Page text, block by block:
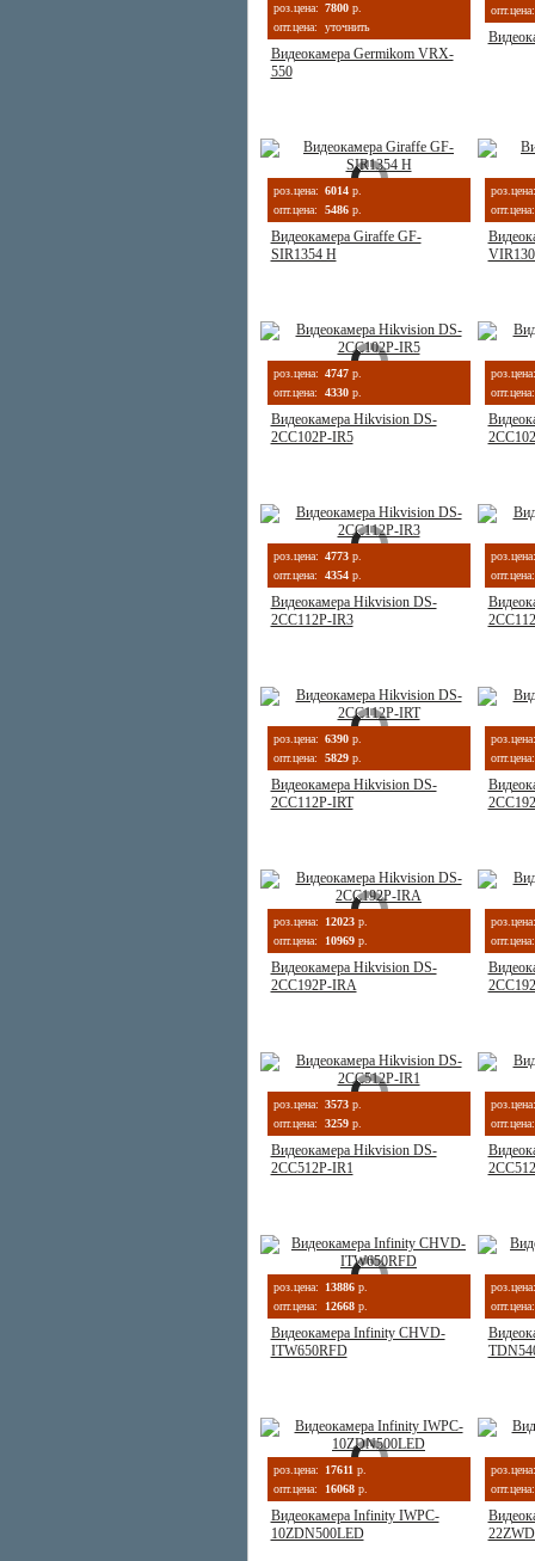
роз.цена: 7800 р.
опт.цена:
уточнить
Видеокамера Germikom VRX-
550
опт.цена:
роз.цена: 6014 р.
опт.цена:
5486 р.
Видеокамера Giraffe GF-
SIR1354 H
роз.цена:
опт.цена:
роз.цена: 4747 р.
опт.цена:
4330 р.
Видеокамера Hikvision DS-
2CC102P-IR5
роз.цена:
опт.цена:
роз.цена: 4773 р.
опт.цена:
4354 р.
Видеокамера Hikvision DS-
2CC112P-IR3
роз.цена:
опт.цена:
роз.цена: 6390 р.
опт.цена:
5829 р.
Видеокамера Hikvision DS-
2CC112P-IRT
роз.цена:
опт.цена:
роз.цена: 12023 р.
опт.цена:
10969 р.
Видеокамера Hikvision DS-
2CC192P-IRA
роз.цена:
опт.цена:
роз.цена: 3573 р.
опт.цена:
3259 р.
Видеокамера Hikvision DS-
2CC512P-IR1
роз.цена:
опт.цена:
роз.цена: 13886 р.
опт.цена:
12668 р.
Видеокамера Infinity CHVD-
ITW650RFD
роз.цена:
опт.цена:
роз.цена: 17611 р.
опт.цена:
16068 р.
Видеокамера Infinity IWPC-
10ZDN500LED
роз.цена:
опт.цена: